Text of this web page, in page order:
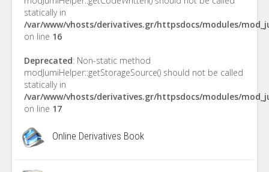
statically in
/var/www/vhosts/derivatives.gr/httpsdocs/modules/
on line 16
Deprecated: Non-static method
modJumiHelper::getStorageSource() should not be called
statically in
/var/www/vhosts/derivatives.gr/httpsdocs/modules/
on line 17
Online Derivatives Book